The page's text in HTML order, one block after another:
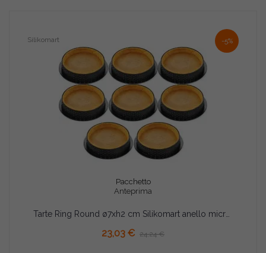
-5%
Pacchetto
Anteprima
Silikomart
23,03 € 24,24 €